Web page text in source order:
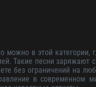
можно в этой
Такие песни
без ограничений на
в современном